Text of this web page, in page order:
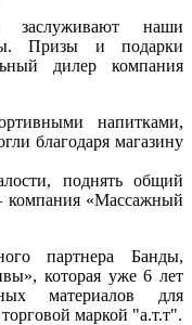
заслуживают наши
Призы и подарки
дилер компания
напитками,
благодаря магазину
поднять общий
компания «Массажный
партнера Банды,
которая уже 6 лет
материалов для
маркой "а.т.т".